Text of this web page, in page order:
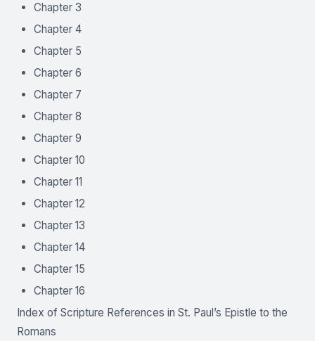
Chapter 3
Chapter 4
Chapter 5
Chapter 6
Chapter 7
Chapter 8
Chapter 9
Chapter 10
Chapter 11
Chapter 12
Chapter 13
Chapter 14
Chapter 15
Chapter 16
Index of Scripture References in St. Paul’s Epistle to the
Romans